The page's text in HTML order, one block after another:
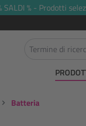
SALDI % - Prodotti
Batteria